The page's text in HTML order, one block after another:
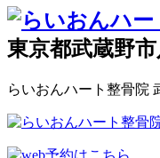
東京都武蔵野
らいおんハート整骨院